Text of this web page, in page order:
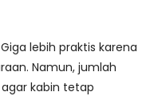
lebih praktis karena
Namun, jumlah
kabin tetap